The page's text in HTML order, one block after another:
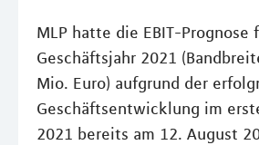
MLP hatte die EBIT-Prognose
Geschäftsjahr 2021
Mio. Euro) aufgrund der
Geschäftsentwicklung im
2021 bereits am 12. August